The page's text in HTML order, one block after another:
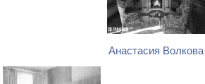
Анастасия Волкова